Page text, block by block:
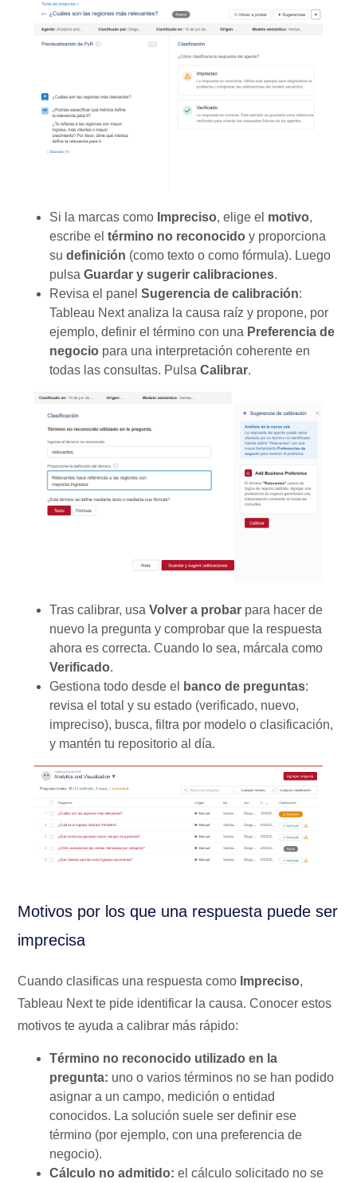
Si la marcas como Impreciso, elige el motivo,
escribe eltérmino no reconocido y proporciona
sudefinición (como texto o como fórmula). Luego
pulsaGuardar y sugerir calibraciones.
Revisa el panelSugerencia de calibración:
Tableau Next analiza la causa raíz y propone, por
ejemplo, definir el término con una Preferencia de
negocio para una interpretación coherente en
todas las consultas. PulsaCalibrar.
Tras calibrar, usaVolver a probar para hacer de
nuevo la pregunta y comprobar que la respuesta
ahora es correcta. Cuando lo sea, márcala como
Verificado.
Gestiona todo desde el
banco de preguntas:
revisa el total y su estado (verificado, nuevo,
impreciso), busca, filtra por modelo o clasificación,
y mantén tu repositorio al día.
Motivos por los que una respuesta puede ser
imprecisa
Cuando clasificas una respuesta como Impreciso,
Tableau Next te pide identificar la causa. Conocer estos
motivos te ayuda a calibrar más rápido:
Término no reconocido utilizado en la
pregunta: uno o varios términos no se han podido
asignar a un campo, medición o entidad
conocidos. La solución suele ser definir ese
término (por ejemplo, con una preferencia de
negocio).
Cálculo no admitido: el cálculo solicitado no se